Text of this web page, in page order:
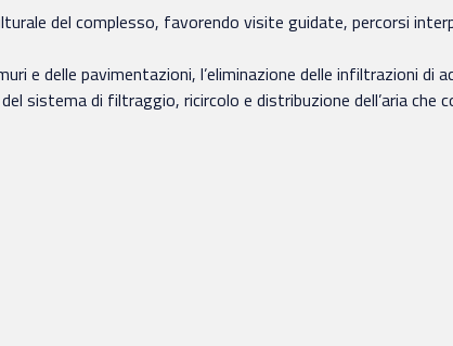
del complesso, favorendo visite guidate, percorsi
e delle pavimentazioni, l’eliminazione delle infiltrazioni di
sistema di filtraggio, ricircolo e distribuzione dell’aria